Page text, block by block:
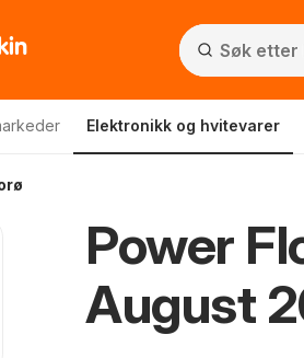
Elektronikk og hvitevarer
Power
August